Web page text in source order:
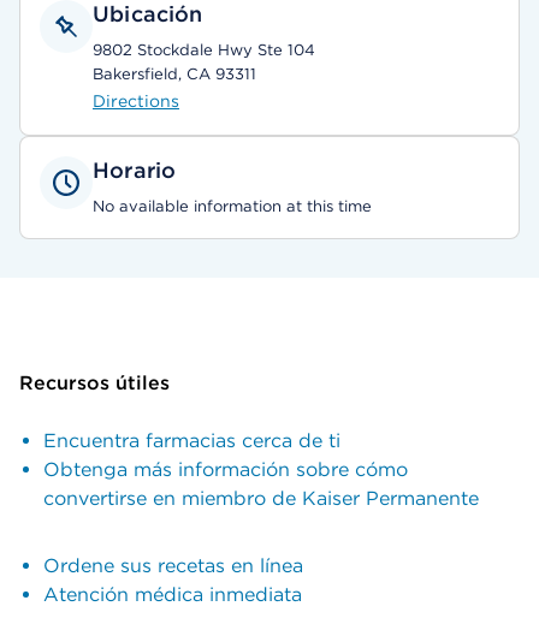
Ubicación
9802 Stockdale Hwy Ste 104
Bakersfield, CA 93311
Directions
Horario
No available information at this time
Recursos útiles
Encuentra farmacias cerca de ti
Obtenga más información sobre cómo
convertirse en miembro de Kaiser Permanente
Ordene sus recetas en línea
Atención médica inmediata